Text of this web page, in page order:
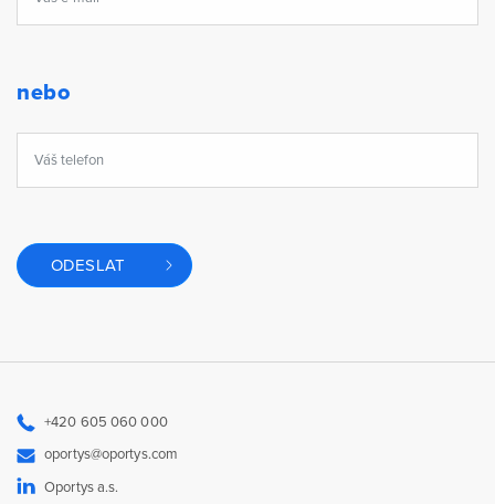
nebo
ODESLAT
+420 605 060 000
oportys@oportys.com
Oportys a.s.